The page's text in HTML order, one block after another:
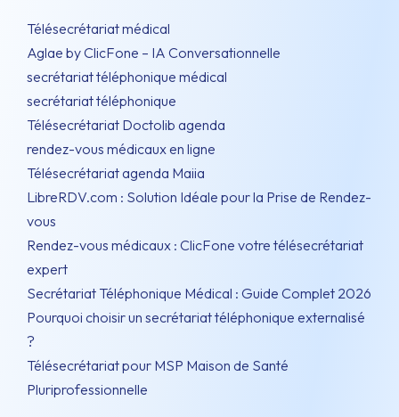
Télésecrétariat médical
Aglae by ClicFone – IA Conversationnelle
secrétariat téléphonique médical
secrétariat téléphonique
Télésecrétariat Doctolib agenda
rendez-vous médicaux en ligne
Télésecrétariat agenda Maiia
LibreRDV.com : Solution Idéale pour la Prise de Rendez-
vous
Rendez-vous médicaux : ClicFone votre télésecrétariat
expert
Secrétariat Téléphonique Médical : Guide Complet 2026
Pourquoi choisir un secrétariat téléphonique externalisé
?
Télésecrétariat pour MSP Maison de Santé
Pluriprofessionnelle